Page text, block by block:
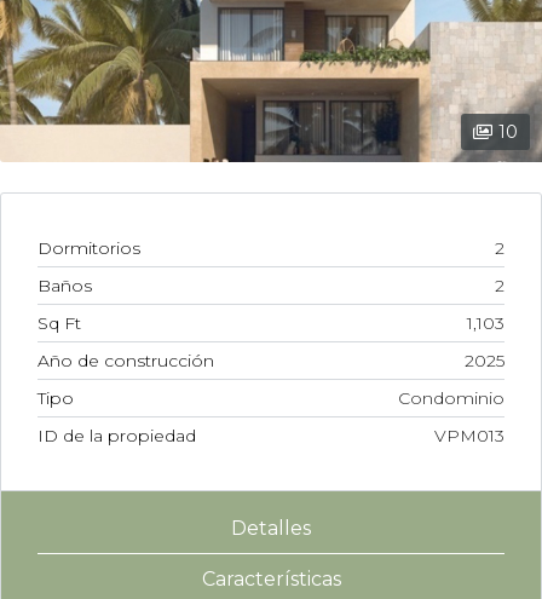
10
Dormitorios
2
Baños
2
Sq Ft
1,103
Año de construcción
2025
Tipo
Condominio
ID de la propiedad
VPM013
Detalles
Características